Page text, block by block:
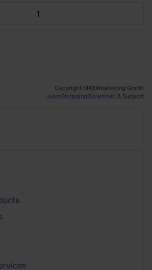
Copyright MAXXmarketing GmbH
JoomShopping Download & Support